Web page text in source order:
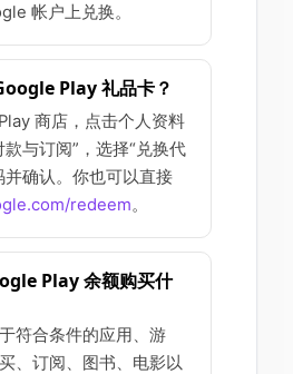
帐户上兑换。
Play 礼品卡？
商店，点击个人资料
款与订阅”，选择“兑换代
并确认。你也可以直接
redeem。
Play 余额购买什
符合条件的应用、游
、订阅、图书、电影以